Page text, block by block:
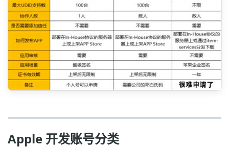
Apple 开发账号分类